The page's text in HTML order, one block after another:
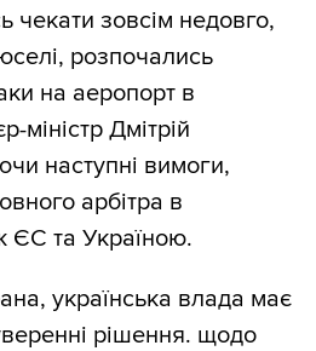
чекати зовсім недовго,
розпочались
на аеропорт в
міністр Дмітрій
наступні вимоги,
арбітра в
ЄС та Україною.
українська влада має
рішення. щодо